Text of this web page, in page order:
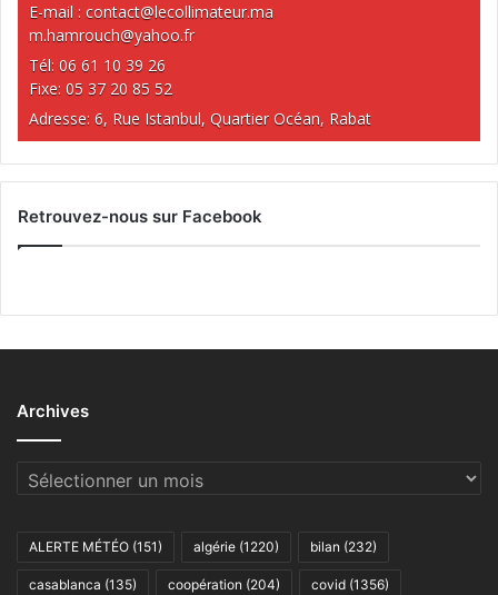
E-mail : contact@lecollimateur.ma
m.hamrouch@yahoo.fr
Tél: 06 61 10 39 26
Fixe: 05 37 20 85 52
Adresse: 6, Rue Istanbul, Quartier Océan, Rabat
Retrouvez-nous sur Facebook
Archives
Archives
ALERTE MÉTÉO (151) algérie (1220) bilan (232)
casablanca (135) coopération (204) covid (1356)